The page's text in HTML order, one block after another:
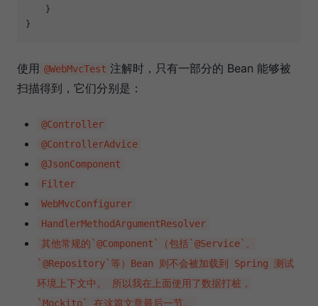
    }
使用 @WebMvcTest 注解时，只有一部分的 Bean 能够被
扫描得到，它们分别是：
@Controller
@ControllerAdvice
@JsonComponent
Filter
WebMvcConfigurer
HandlerMethodArgumentResolver
其他常规的`@Component`（包括`@Service`、
`@Repository`等）Bean 则不会被加载到 Spring 测试
环境上下文中。 所以我在上面使用了数据打桩，
`Mockito` 在这篇文章最后一节。